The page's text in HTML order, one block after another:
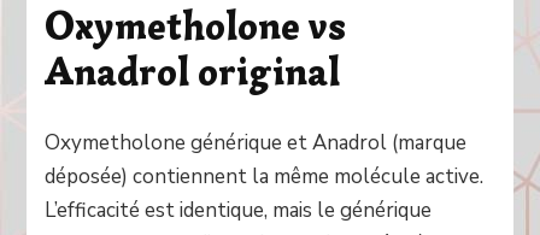
Oxymetholone vs
Anadrol original
Oxymetholone générique et Anadrol (marque
déposée) contiennent la même molécule active.
L’efficacité est identique, mais le générique